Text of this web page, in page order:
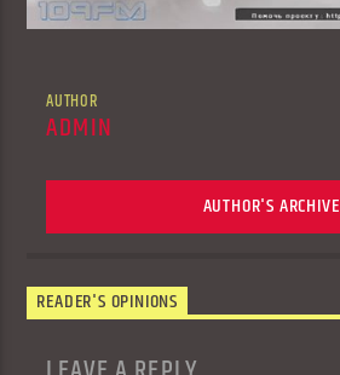
AUTHOR
ADMIN
AUTHOR'S ARCHIVE
READER'S OPINIONS